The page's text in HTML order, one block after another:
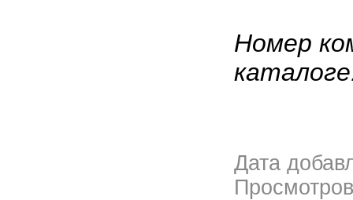
Номер
Дата